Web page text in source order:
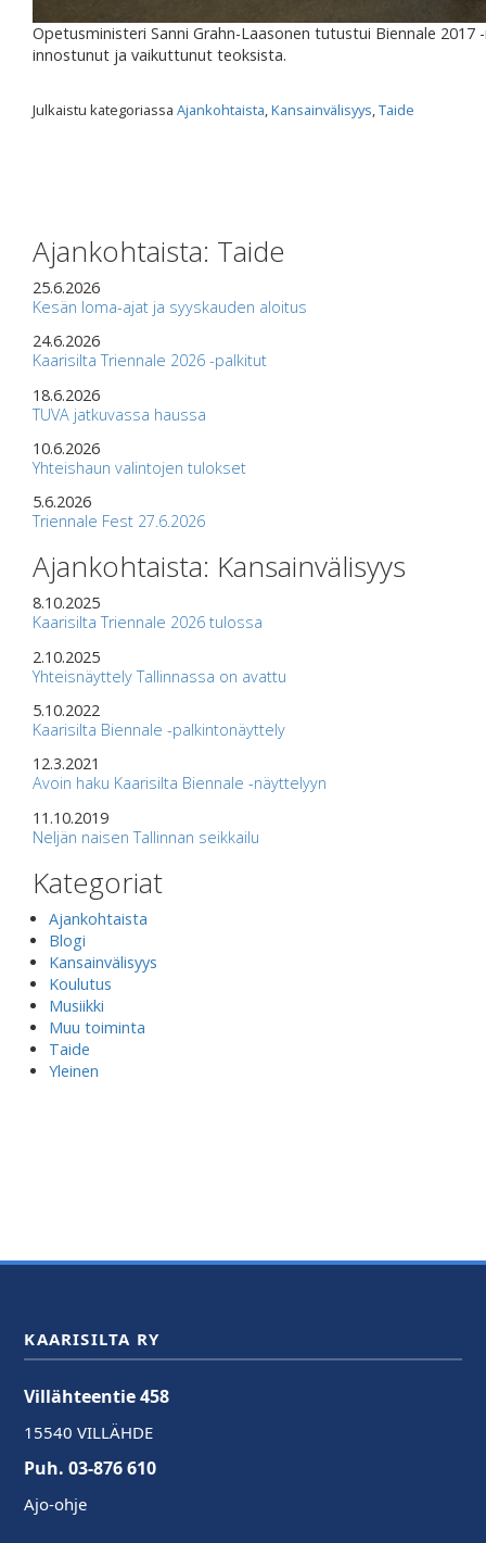
Opetusministeri Sanni Grahn-Laasonen tutustui Biennale 2017
innostunut ja vaikuttunut teoksista.
Julkaistu kategoriassa Ajankohtaista,Kansainvälisyys,Taide
Ajankohtaista: Taide
25.6.2026
Kesän loma-ajat ja syyskauden aloitus
24.6.2026
Kaarisilta Triennale 2026 -palkitut
18.6.2026
TUVA jatkuvassa haussa
10.6.2026
Yhteishaun valintojen tulokset
5.6.2026
Triennale Fest 27.6.2026
Ajankohtaista: Kansainvälisyys
8.10.2025
Kaarisilta Triennale 2026 tulossa
2.10.2025
Yhteisnäyttely Tallinnassa on avattu
5.10.2022
Kaarisilta Biennale -palkintonäyttely
12.3.2021
Avoin haku Kaarisilta Biennale -näyttelyyn
11.10.2019
Neljän naisen Tallinnan seikkailu
Kategoriat
Ajankohtaista
Blogi
Kansainvälisyys
Koulutus
Musiikki
Muu toiminta
Taide
Yleinen
KAARISILTA RY
Villähteentie 458
15540 VILLÄHDE
Puh. 03-876 610
Ajo-ohje